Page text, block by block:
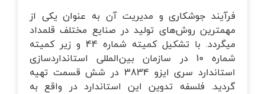
فرآیند جوشکاری و مدیریت آن به عنوان یکی از
مهمترین روش‌های تولید در صنایع مختلف قلمداد
ميگردد. با تشکیل کمیته شماره 44 و زیر کمیته
شماره 10 در سازمان بین‌المللی استانداردسازی
استاندارد سری ایزو 3834 در شش قسمت تهیه
گردید. فلسفه تدوین این استاندارد در واقع به